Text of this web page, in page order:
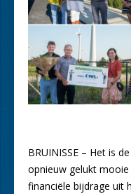
BRUINISSE – Het is
opnieuw gelukt
financiële bijdrage uit